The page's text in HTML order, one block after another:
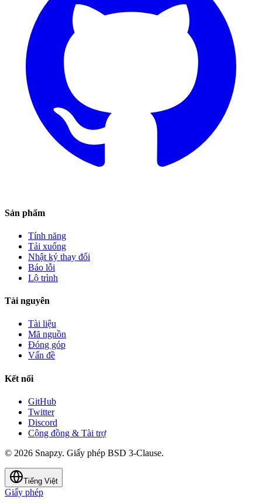
Sản phẩm
Tính năng
Tải xuống
Nhật ký thay đổi
Báo lỗi
Lộ trình
Tài nguyên
Tài liệu
Mã nguồn
Đóng góp
Vấn đề
Kết nối
GitHub
Twitter
Discord
Cộng đồng & Tài trợ
© 2026 Snapzy. Giấy phép BSD 3-Clause.
Tiếng Việt
Giấy phép